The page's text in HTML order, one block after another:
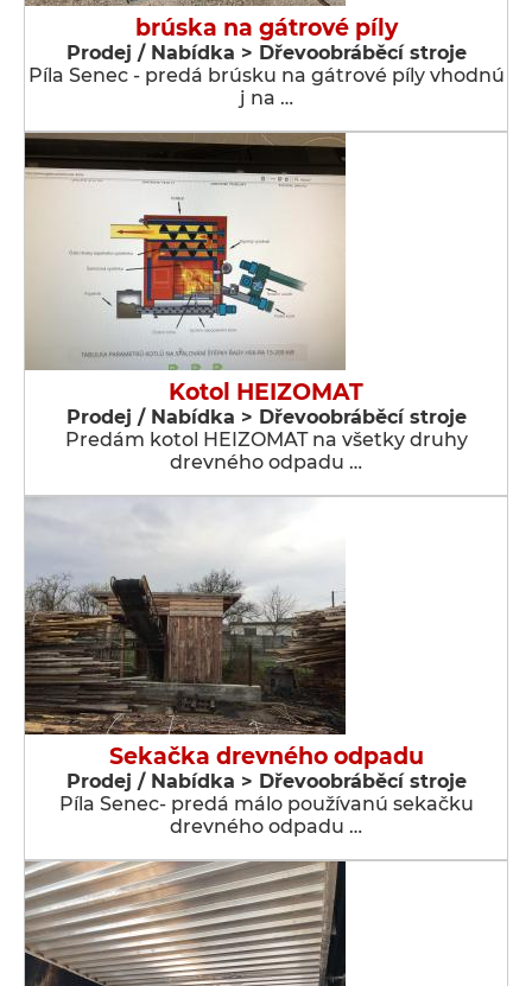
brúska na gátrové píly
Prodej / Nabídka > Dřevoobráběcí stroje
Píla Senec - predá brúsku na gátrové píly vhodnú
j na …
Kotol HEIZOMAT
Prodej / Nabídka > Dřevoobráběcí stroje
Predám kotol HEIZOMAT na všetky druhy
drevného odpadu …
Sekačka drevného odpadu
Prodej / Nabídka > Dřevoobráběcí stroje
Píla Senec- predá málo používanú sekačku
drevného odpadu …